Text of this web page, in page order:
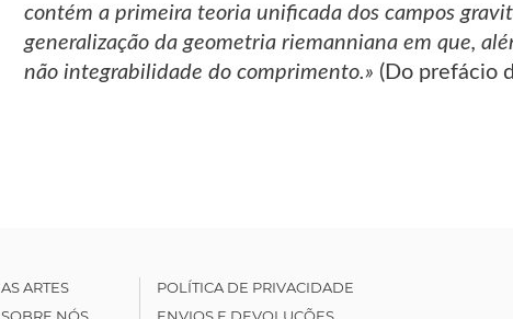
contém a primeira teoria unificada dos campos
generalização da geometria riemanniana em que,
não integrabilidade do comprimento.» (Do prefácio
AS ARTES
POLÍTICA DE PRIVACIDADE